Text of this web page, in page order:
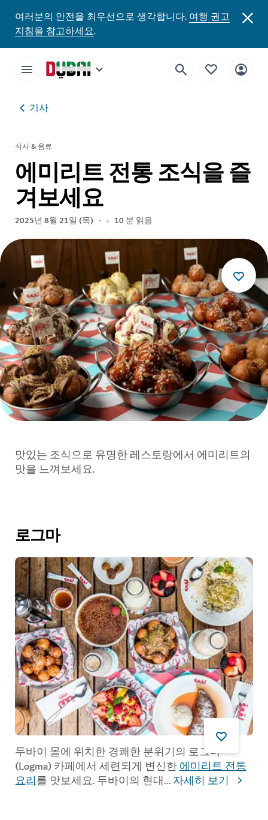
여러분의 안전을 최우선으로 생각합니다.여행 권고
지침을 참고하세요.
기사
식사 & 음료
에미리트 전통 조식을 즐
겨보세요
2025년 8월 21일 (목) 10 분 읽음
맛있는 조식으로 유명한 레스토랑에서 에미리트의
맛을 느껴보세요.
로그마
두바이 몰에 위치한 경쾌한 분위기의 로그마
(Logma) 카페에서 세련되게 변신한에미리트 전통
요리를 맛보세요. 두바이의 현대...자세히 보기